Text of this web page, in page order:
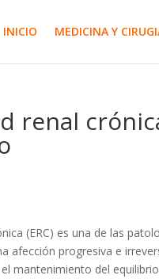
INICIO MEDICINA Y
renal
(ERC) es una de las
afección progresiva e
mantenimiento del